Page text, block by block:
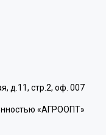
д.11, стр.2, оф. 007
«АГРООПТ»